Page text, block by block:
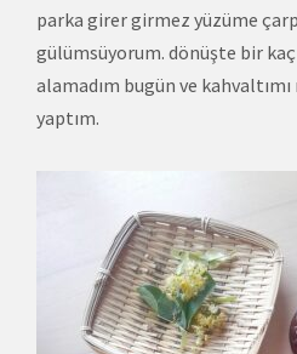
parka girer girmez yüzüme
gülümsüyorum. dönüşte bir
alamadım bugün ve
yaptım.